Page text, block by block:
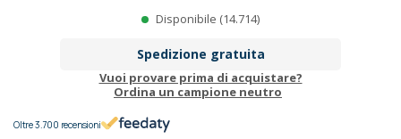
Disponibile (14.714)
Spedizione gratuita
Vuoi provare prima di acquistare?
Ordina un campione neutro
Oltre 3.700 recensioni